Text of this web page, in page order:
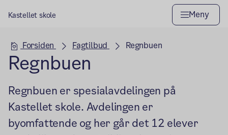
Kastellet skole Meny
Hovedseksjon
Forsiden Fagtilbud Regnbuen
Regnbuen
Regnbuen er spesialavdelingen på
Kastellet skole. Avdelingen er
byomfattende og her går det 12 elever